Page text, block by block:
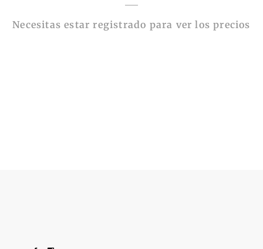
Necesitas estar registrado para ver los precios